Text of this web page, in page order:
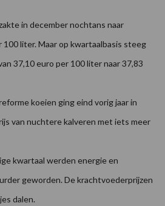
in december nochtans naar
100 liter. Maar op kwartaalbasis steeg
37,10 euro per 100 liter naar 37,83
koeien ging eind vorig jaar in
van nuchtere kalveren met iets meer
kwartaal werden energie en
geworden. De krachtvoederprijzen
dalen.